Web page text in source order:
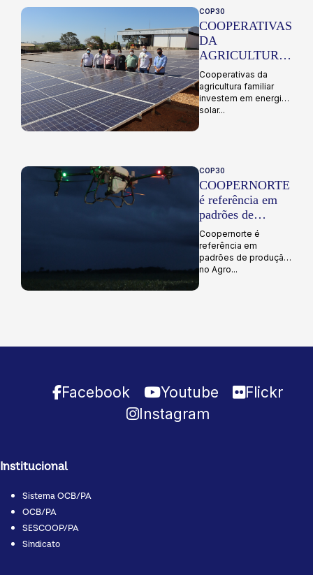
COP30
COOPERATIVAS
DA
AGRICULTURA
FAMILIAR
investem em
energia solar
Cooperativas da
agricultura familiar
investem em energia
solar...
COP30
COOPERNORTE
é referência em
padrões de
produção no Agro
Coopernorte é
referência em
padrões de produção
no Agro...
Facebook Youtube
Flickr
Instagram
Institucional
Sistema OCB/PA
OCB/PA
SESCOOP/PA
Sindicato